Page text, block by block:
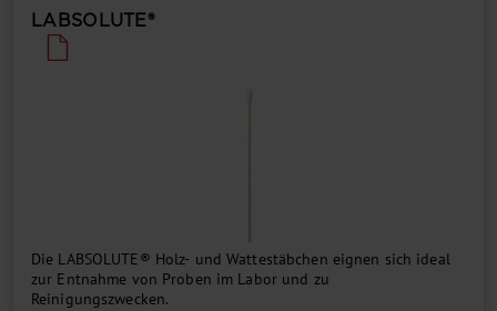
LABSOLUTE®
Die LABSOLUTE® Holz- und Wattestäbchen eignen sich ideal
zur Entnahme von Proben im Labor und zu
Reinigungszwecken.